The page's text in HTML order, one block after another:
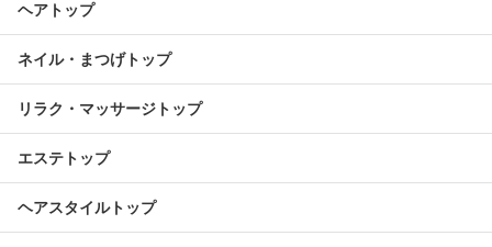
ヘアトップ
ネイル・まつげトップ
リラク・マッサージトップ
エステトップ
ヘアスタイルトップ